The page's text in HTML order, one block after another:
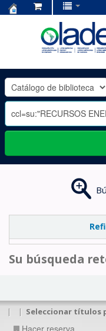
OLADE
-
Su búsqueda
| | Seleccionar títulos